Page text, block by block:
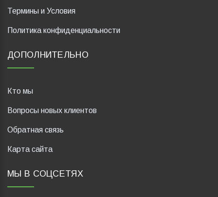
Термины и Условия
Политика конфиденциальности
ДОПОЛНИТЕЛЬНО
Кто мы
Вопросы новых клиентов
Обратная связь
Карта сайта
МЫ В СОЦСЕТЯХ